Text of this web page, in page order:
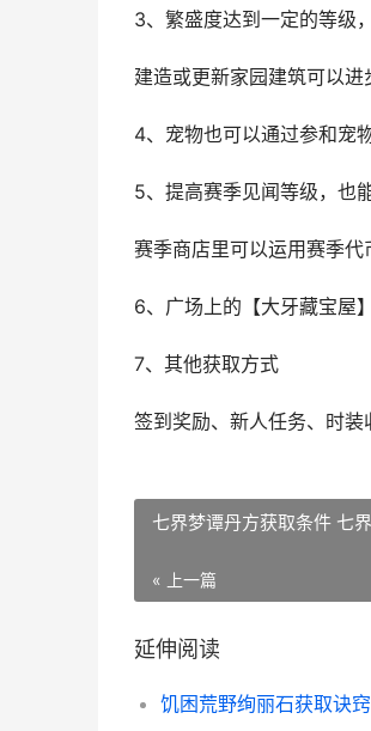
3、繁盛度达到一定的等级
建造或更新家园建筑可以进
4、宠物也可以通过参和宠
5、提高赛季见闻等级，也
赛季商店里可以运用赛季代
6、广场上的【大牙藏宝屋
7、其他获取方式
签到奖励、新人任务、时装
七界梦谭丹方获取条件 七
« 上一篇
延伸阅读
饥困荒野绚丽石获取诀